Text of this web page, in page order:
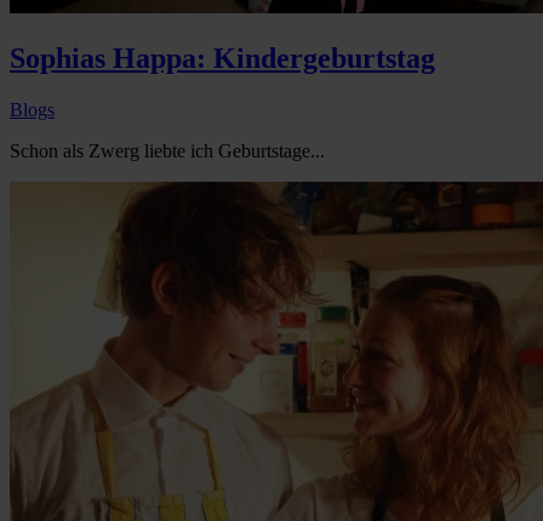
Sophias Happa: Kindergeburtstag
Blogs
Schon als Zwerg liebte ich Geburtstage...